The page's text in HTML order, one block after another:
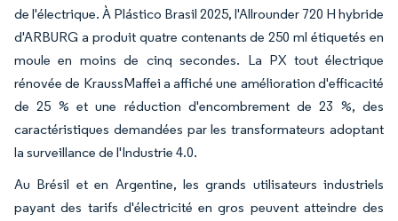
de l'électrique. À Plástico Brasil 2025, l'Allrounder 720 H hybride
d'ARBURG a produit quatre contenants de 250 ml étiquetés en
moule en moins de cinq secondes. La PX tout électrique
rénovée de KraussMaffei a affiché une amélioration d'efficacité
de 25 % et une réduction d'encombrement de 23 %, des
caractéristiques demandées par les transformateurs adoptant
la surveillance de l'Industrie 4.0.
Au Brésil et en Argentine, les grands utilisateurs industriels
payant des tarifs d'électricité en gros peuvent atteindre des